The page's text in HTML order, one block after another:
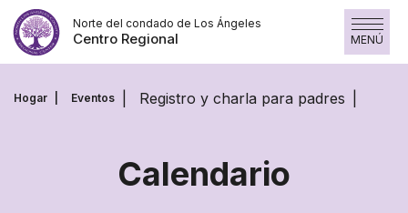
Saltar
contenido
Norte del condado de Los Ángeles
Centro Regional MENÚ
Hogar Eventos Registro y charla para padres
Calendario